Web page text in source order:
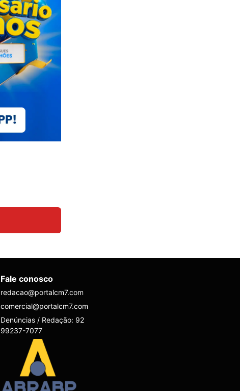
Fale conosco
redacao@portalcm7.com
comercial@portalcm7.com
Denúncias / Redação: 92
99237-7077